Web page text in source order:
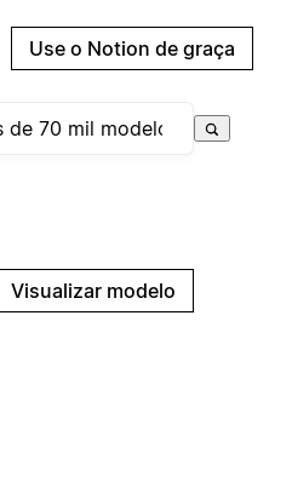
Use o Notion de graça
Visualizar modelo